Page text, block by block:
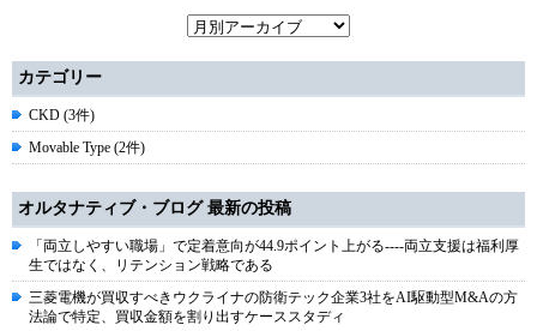
カテゴリー
CKD (3件)
Movable Type (2件)
オルタナティブ・ブログ 最新の投稿
「両立しやすい職場」で定着意向が44.9ポイント上がる----両立支援は福利厚
生ではなく、リテンション戦略である
三菱電機が買収すべきウクライナの防衛テック企業3社をAI駆動型M&Aの方
法論で特定、買収金額を割り出すケーススタディ